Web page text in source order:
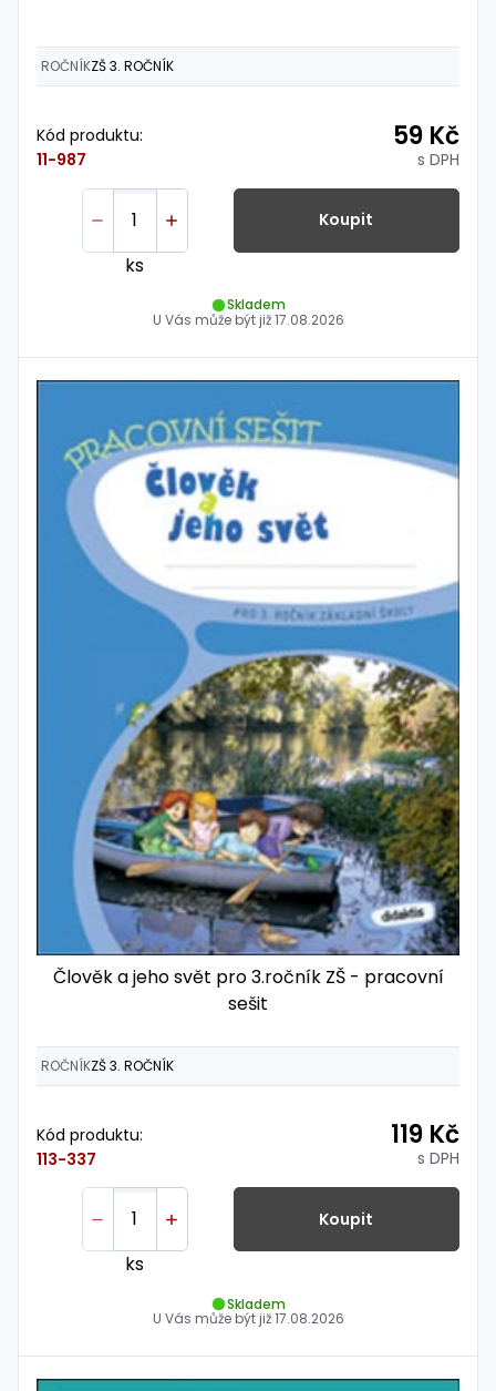
ROČNÍKZŠ 3. ROČNÍK
Kód produktu:
11-987
59 Kč
s DPH
ks
Koupit
Skladem
U Vás může být již17.08.2026
Člověk a jeho svět pro 3.ročník ZŠ - pracovní
sešit
ROČNÍKZŠ 3. ROČNÍK
Kód produktu:
113-337
119 Kč
s DPH
ks
Koupit
Skladem
U Vás může být již17.08.2026